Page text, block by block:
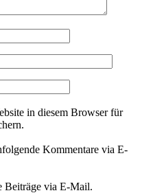
in diesem Browser für
Kommentare via E-
Beiträge via E-Mail.